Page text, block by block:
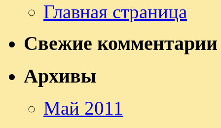
Главная страница
Свежие комментарии
Архивы
Май 2011